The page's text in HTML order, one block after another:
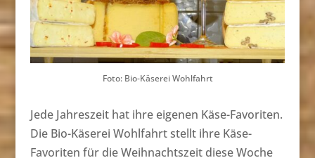
Foto: Bio-Käserei Wohlfahrt
Jede Jahreszeit hat ihre eigenen Käse-Favoriten.
Die Bio-Käserei Wohlfahrt stellt ihre Käse-
Favoriten für die Weihnachtszeit diese Woche